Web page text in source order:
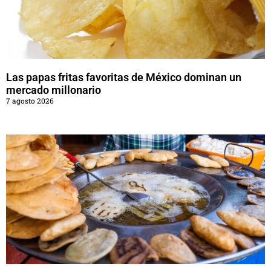
Las papas fritas favoritas de México dominan un
mercado millonario
7 agosto 2026